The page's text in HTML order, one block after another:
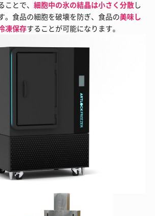
とで、 細胞中の氷の結晶は小さく分散し
。食品の細胞を破壊を防ぎ、食品の美味し
凍保存することが可能になります。